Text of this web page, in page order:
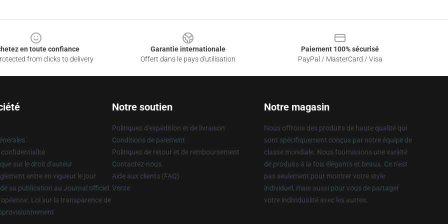
en toute confiance
from clicks to delivery
Garantie internationale
Offert dans le pays d'utilisation
Paiement 100% sécurisé
PayPal / MasterCard / Visa
confidentialité
sur le droit d'auteur
entre en vigueur le jour
sa publication au Journal officiel
Loi sur la transparence de
Notre soutien
Politiques d'expédition et de livraison
Conditions de paiement
Politiques de retour et de remboursement
Contactez-nous
Aide aux clients (FAQ)
Vente
Notre magasin
Nous offrons des produits de haute qualité qui
sont spécifiquement conçus par notre équipe de
classe mondiale. Nous fournissons une variété
de produits à la fois élégants et beaux. Ce n'est
pas seulement pour montrer votre style
individuel, mais aussi pour vous de partager
votre individualité avec les autres.